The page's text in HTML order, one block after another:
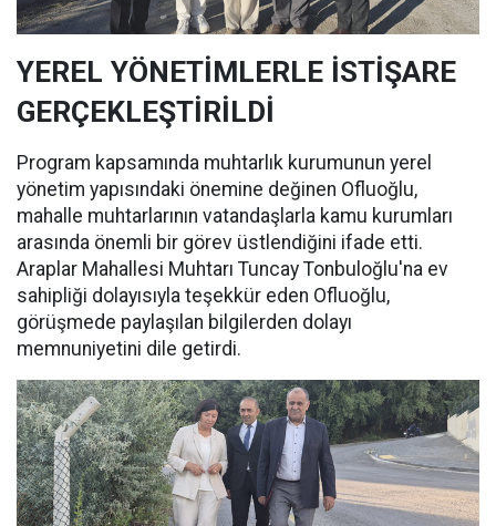
YEREL YÖNETİMLERLE İSTİŞARE
GERÇEKLEŞTİRİLDİ
Program kapsamında muhtarlık kurumunun yerel
yönetim yapısındaki önemine değinen Ofluoğlu,
mahalle muhtarlarının vatandaşlarla kamu kurumları
arasında önemli bir görev üstlendiğini ifade etti.
Araplar Mahallesi Muhtarı Tuncay Tonbuloğlu'na ev
sahipliği dolayısıyla teşekkür eden Ofluoğlu,
görüşmede paylaşılan bilgilerden dolayı
memnuniyetini dile getirdi.